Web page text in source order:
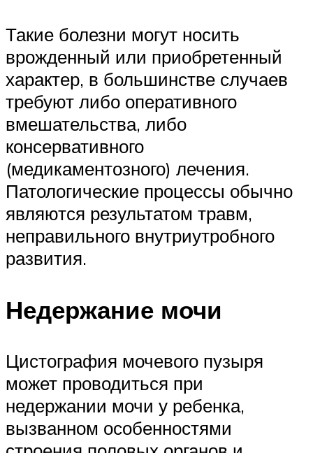
Такие болезни могут носить
врожденный или приобретенный
характер, в большинстве случаев
требуют либо оперативного
вмешательства, либо
консервативного
(медикаментозного) лечения.
Патологические процессы обычно
являются результатом травм,
неправильного внутриутробного
развития.
Недержание мочи
Цистография мочевого пузыря
может проводиться при
недержании мочи у ребенка,
вызванном особенностями